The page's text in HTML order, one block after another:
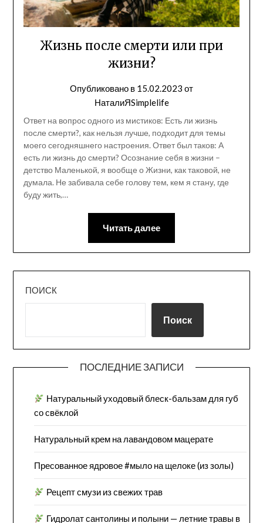
Жизнь после смерти или при
жизни?
Опубликовано в 15.02.2023 от
НаталиЯSimplelife
Ответ на вопрос одного из мистиков: Есть ли жизнь
после смерти?, как нельзя лучше, подходит для темы
моего сегодняшнего настроения. Ответ был таков: А
есть ли жизнь до смерти? Осознание себя в жизни –
детство Маленькой, я вообще о Жизни, как таковой, не
думала. Не забивала себе голову тем, кем я стану, где
буду жить,…
Читать далее
ПОИСК
Поиск
ПОСЛЕДНИЕ ЗАПИСИ
Натуральный уходовый блеск-бальзам для губ
со свёклой
Натуральный крем на лавандовом мацерате
Пресованное ядровое #мыло на щелоке (из золы)
Рецепт смузи из свежих трав
Гидролат сантолины и полыни — летние травы в